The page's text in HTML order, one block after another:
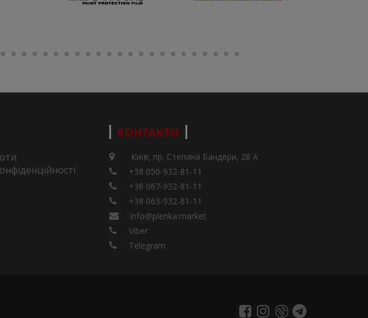
КОНТАКТИ
Київ, пр. Степана Бандери, 28 А
+38 050-932-81-11
+38 067-932-81-11
+38 063-932-81-11
info@plenka.market
Viber
Telegram